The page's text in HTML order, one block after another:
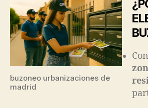
buzoneo urbanizaciones de
madrid